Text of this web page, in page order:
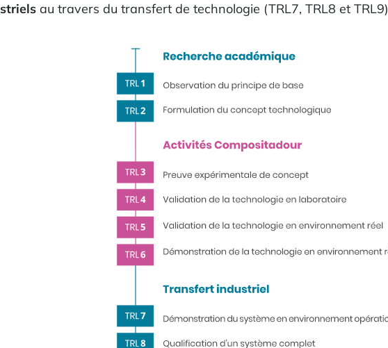
au travers du transfert de technologie (TRL7, TRL8 et TRL9)